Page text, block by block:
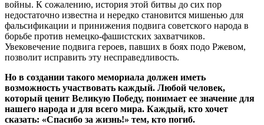
войны. К сожалению, история этой битвы до сих пор
недостаточно известна и нередко становится мишенью для
фальсификации и принижения подвига советского народа в
борьбе против немецко-фашистских захватчиков.
Увековечение подвига героев, павших в боях подо Ржевом,
позволит исправить эту несправедливость.
Но в создании такого мемориала должен иметь
возможность участвовать каждый. Любой человек,
который ценит Великую Победу, понимает ее значение для
нашего народа и для всего мира. Каждый, кто хочет
сказать: «Спасибо за жизнь!» тем, кто погиб.